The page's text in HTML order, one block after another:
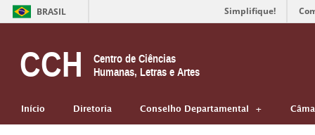
BRASIL Simplifique!
CCH
Centro de Ciências
Humanas, Letras e Artes
Início Diretoria Conselho Departamental